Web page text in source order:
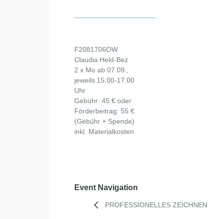
F2081706OW
Claudia Held-Bez
2 x Mo ab 07.09.,
jeweils 15.00-17.00
Uhr
Gebühr: 45 € oder
Förderbeitrag: 55 €
(Gebühr + Spende)
inkl. Materialkosten
Event Navigation
PROFESSIONELLES ZEICHNEN